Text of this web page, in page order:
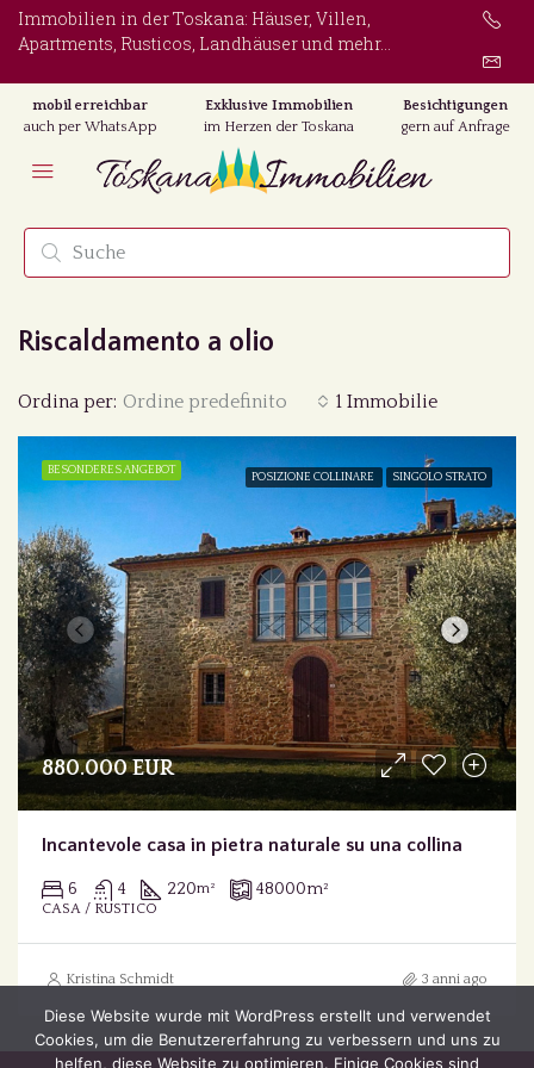
Immobilien in der Toskana: Häuser, Villen,
Apartments, Rusticos, Landhäuser und mehr...
mobil erreichbar
auch per WhatsApp
Exklusive Immobilien
im Herzen der Toskana
Besichtigungen
gern auf Anfrage
Riscaldamento a olio
1 Immobilie
Ordina per: Ordine predefinito
BESONDERES ANGEBOT
POSIZIONE COLLINARE SINGOLO STRATO
880.000 EUR
Incantevole casa in pietra naturale su una collina
6 4 220m² 48000m²
CASA / RUSTICO
Kristina Schmidt 3 anni ago
Diese Website wurde mit WordPress erstellt und verwendet
Cookies, um die Benutzererfahrung zu verbessern und uns zu
helfen, diese Website zu optimieren. Einige Cookies sind